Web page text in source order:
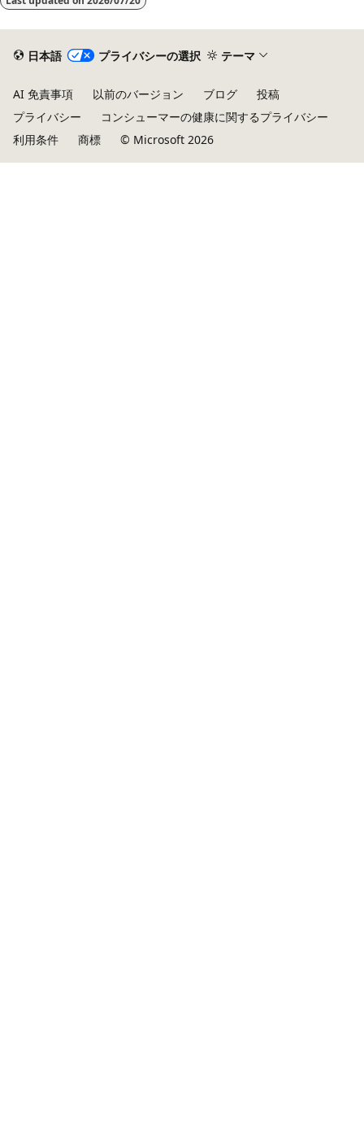
日本語 プライバシーの選択 テーマ
AI 免責事項 以前のバージョン ブログ
投稿
プライバシー
コンシューマーの健康に関するプライバシー
利用条件
商標 © Microsoft 2026